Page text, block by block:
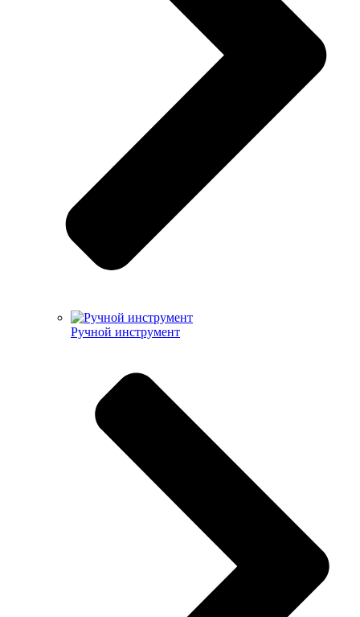
Ручной инструмент